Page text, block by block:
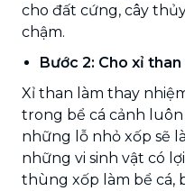
cho đất cứng, cây
chậm.
Bước 2: Cho xỉ
Xỉ than làm thay
trong bể cá cảnh luôn
những lỗ nhỏ xốp sẽ
những vi sinh vật có
thùng xốp làm bể cá,